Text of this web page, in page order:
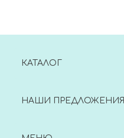
КАТАЛОГ
НАШИ ПРЕДЛОЖЕНИЯ